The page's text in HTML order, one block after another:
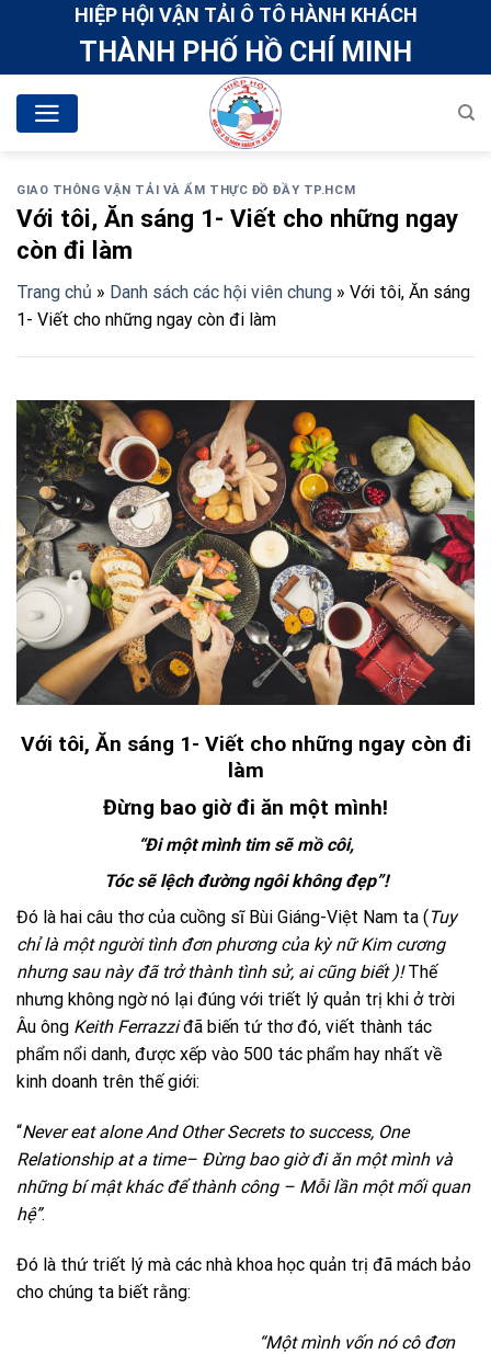
HIỆP HỘI VẬN TẢI Ô TÔ HÀNH KHÁCH
THÀNH PHỐ HỒ CHÍ MINH
GIAO THÔNG VẬN TẢI VÀ ẨM THỰC ĐỒ ĐẦY TP.HCM
Với tôi, Ăn sáng 1- Viết cho những ngay
còn đi làm
Trang chủ » Danh sách các hội viên chung » Với tôi, Ăn sáng
1- Viết cho những ngay còn đi làm
Với tôi, Ăn sáng 1- Viết cho những ngay còn đi
làm
Đừng bao giờ đi ăn một mình!
“Đi một mình tim sẽ mồ côi,
Tóc sẽ lệch đường ngôi không đẹp”!
Đó là hai câu thơ của cuồng sĩ Bùi Giáng-Việt Nam ta ( Tuy
chỉ là một người tình đơn phương của kỳ nữ Kim cương
nhưng sau này đã trở thành tình sử, ai cũng biết )!Thế
nhưng không ngờ nó lại đúng với triết lý quản trị khi ở trời
Âu ông Keith Ferrazziđã biến tứ thơ đó, viết thành tác
phẩm nổi danh, được xếp vào 500 tác phẩm hay nhất về
kinh doanh trên thế giới:
“Never eat alone And Other Secrets to success, One
Relationship at a time– Đừng bao giờ đi ăn một mình và
những bí mật khác để thành công – Mỗi lần một mối quan
hệ”.
Đó là thứ triết lý mà các nhà khoa học quản trị đã mách bảo
cho chúng ta biết rằng:
“Một mình vốn nó cô đơn